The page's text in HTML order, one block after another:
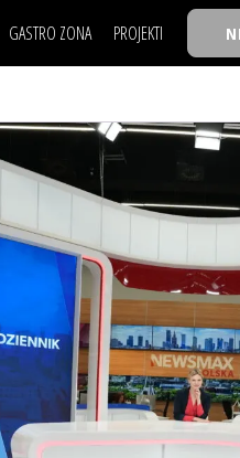
GASTRO ZONA PROJEKTI
TASTY TALKS
30 ISPOD 30
BACK TO
BIZBENDOVI
BIZKOLEGIJUM
BMW BIZNIS
BIZLIFE WEEK
IZJAVA GODINE
NAJKOLEGA
30 ISPOD 30
BACK TO
BMW BIZNIS
BIZLIFE WEEK
IZJAVA GODINE